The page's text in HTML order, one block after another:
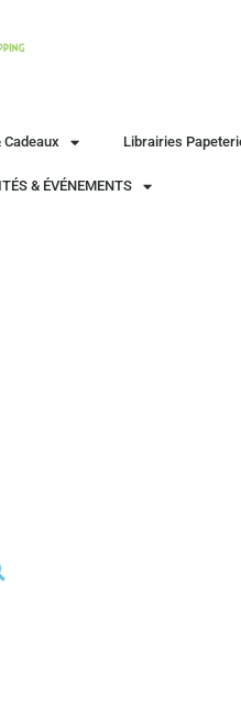
Cadeaux Librairies
& ÉVÉNEMENTS